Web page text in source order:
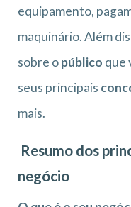
equipamento,
maquinário. Além
sobre opúblico que
seus principais
mais.
Resumo dos
negócio